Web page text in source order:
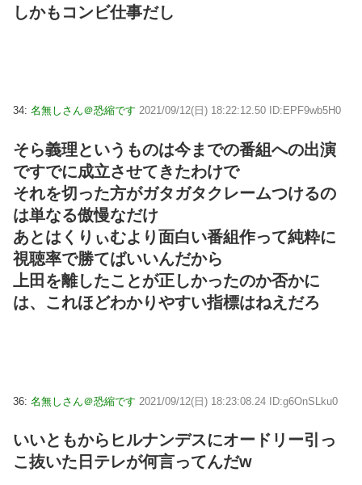
しかもコンビ仕事だし
34: 名無しさん＠恐縮です 2021/09/12(日) 18:22:12.50 ID:EPF9wb5H0
そら義理というものは今までの番組への出演
ですでに成立させてきたわけで
それを切った方がガタガタクレームつけるの
は単なる傲慢なだけ
あとはくりぃむより面白い番組作って純粋に
視聴率で勝てばいいんだから
上田を離したことが正しかったのか否かに
は、これほどわかりやすい指標はねえだろ
36: 名無しさん＠恐縮です 2021/09/12(日) 18:23:08.24 ID:g6OnSLku0
いいともからヒルナンデスにオードリー引っ
こ抜いた日テレが何言ってんだw